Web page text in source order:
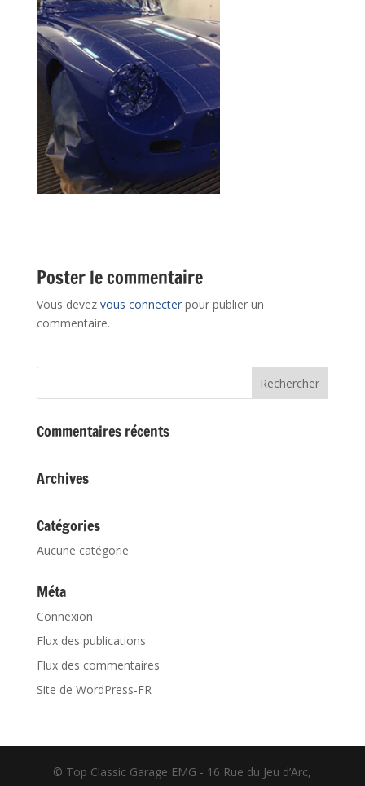
Poster le commentaire
Vous devez vous connecterpour publier un
commentaire.
Commentaires récents
Archives
Catégories
Aucune catégorie
Méta
Connexion
Flux des publications
Flux des commentaires
Site de WordPress-FR
© Top Classic Garage EMG - 16 Rue du Jeu d’Arc,